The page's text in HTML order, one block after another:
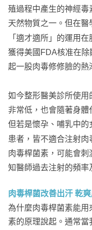
殖過程中產生的神經
天然物質之一。但在
「適才適所」的運用
獲得美國FDA核准在
起一股肉毒修修臉的熱
如今整形醫美診所使
非常低，也會隨著身體
但若是懷孕、哺乳中
患者，皆不適合注射
肉毒桿菌素，可能會
知醫師過去注射的頻率
肉毒桿菌改善出汗 乾
為什麼肉毒桿菌素能
素的原理說起。通常當